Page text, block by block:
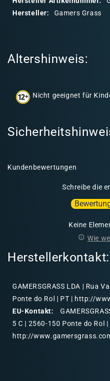
n
Hersteller:
Gamers Grass
Altershinweis:
Nicht geeignet für
Kundenbewertungen
Schreibe die
Keine
Wie
Herstellerkontakt:
GAMERSGRASS LDA | Rua
Ponte do Rol | PT | http://
EU-Kontakt:
5 C | 2560-150 Ponte do Rol |
http://